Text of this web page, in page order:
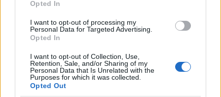
Opted In
I want to opt-out of processing my
Personal Data for Targeted Advertising.
Opted In
I want to opt-out of Collection, Use,
Retention, Sale, and/or Sharing of my
Personal Data that Is Unrelated with the
Purposes for which it was collected.
Opted Out
Krostki
Hej często wyskakują mi małe krostki na
pochwie,troszkę szczypią nie wiem czy udać się